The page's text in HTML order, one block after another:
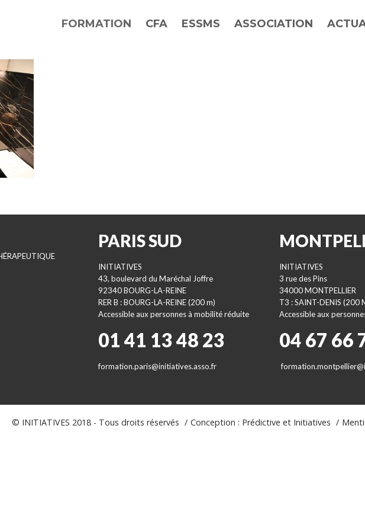
FORMATION CFA ESSMS ASSOCIATION
PARIS SUD
INITIATIVES
43, boulevard du Maréchal Joffre
92340 BOURG-LA-REINE
RER B : BOURG-LA-REINE (200 m)
Accessible aux personnes à mobilité réduite
01 41 13 48 23
formation.paris@initiatives.asso.fr
INITIATIVES
3 rue des Pins
34000 MONTPELLIER
T3 : SAINT-DENIS (200
Accessible aux
04 67 66
© INITIATIVES 2018 - Tous droits réservés Conception : Prédictive et Initiatives